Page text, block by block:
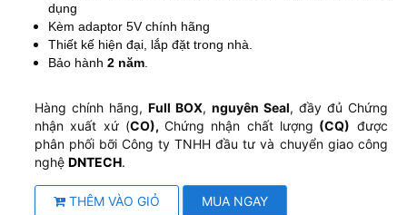
dụng
Kèm adaptor 5V chính hãng
Thiết kế hiện đại, lắp đặt trong nhà.
Bảo hành 2 năm.
Hàng chính hãng, Full BOX, nguyên Seal, đầy đủ Chứng
nhận xuất xứ (CO),Chứng nhận chất lượng (CQ) được
phân phối bỡi Công ty TNHH đầu tư và chuyển giao công
nghệ DNTECH.
THÊM VÀO GIỎ MUA NGAY